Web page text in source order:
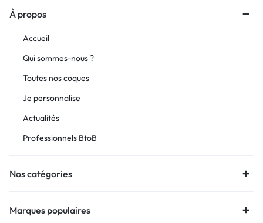
À propos
Accueil
Qui sommes-nous ?
Toutes nos coques
Je personnalise
Actualités
Professionnels BtoB
Nos catégories
Marques populaires